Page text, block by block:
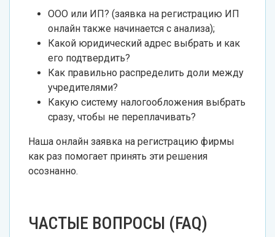
ООО или ИП? (заявка на регистрацию ИП
онлайн также начинается с анализа);
Какой юридический адрес выбрать и как
его подтвердить?
Как правильно распределить доли между
учредителями?
Какую систему налогообложения выбрать
сразу, чтобы не переплачивать?
Наша онлайн заявка на регистрацию фирмы
как раз помогает принять эти решения
осознанно.
ЧАСТЫЕ ВОПРОСЫ (FAQ)